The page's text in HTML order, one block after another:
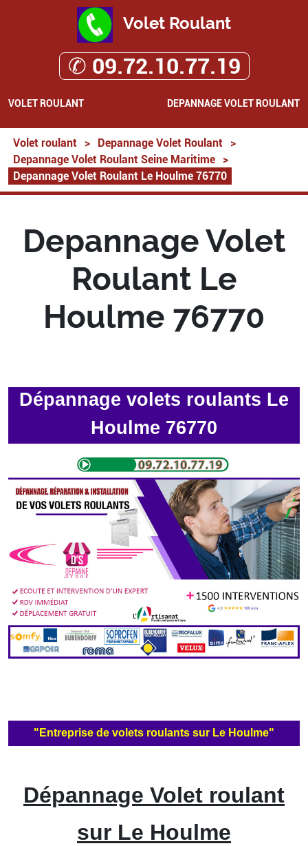
Volet Roulant
✆ 09.72.10.77.19
VOLET ROULANT DEPANNAGE VOLET ROULANT
Volet roulant > Depannage Volet Roulant
>
Depannage Volet Roulant Seine Maritime
>
Depannage Volet Roulant Le Houlme 76770
Depannage Volet
Roulant Le
Houlme 76770
Dépannage volets roulants Le
Houlme 76770
"Entreprise de volets roulants sur Le Houlme"
Dépannage Volet roulant
sur Le Houlme